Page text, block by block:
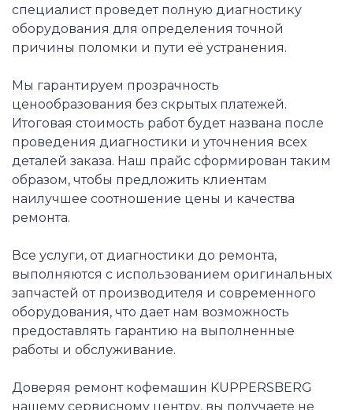
специалист проведет полную диагностику
оборудования для определения точной
причины поломки и пути её устранения.
Мы гарантируем прозрачность
ценообразования без скрытых платежей.
Итоговая стоимость работ будет названа после
проведения диагностики и уточнения всех
деталей заказа. Наш прайс сформирован таким
образом, чтобы предложить клиентам
наилучшее соотношение цены и качества
ремонта.
Все услуги, от диагностики до ремонта,
выполняются с использованием оригинальных
запчастей от производителя и современного
оборудования, что дает нам возможность
предоставлять гарантию на выполненные
работы и обслуживание.
Доверяя ремонт кофемашин KUPPERSBERG
нашему сервисному центру, вы получаете не